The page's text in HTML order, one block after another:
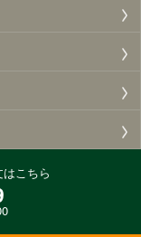
こちら